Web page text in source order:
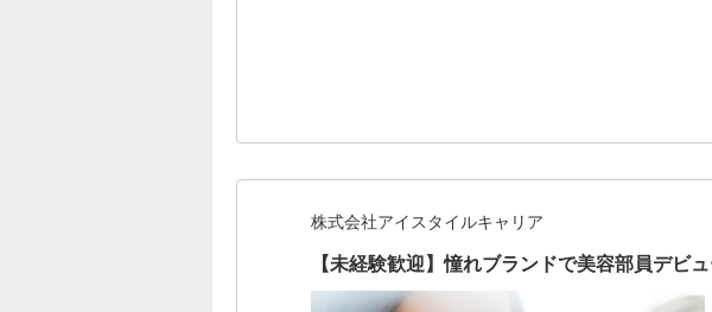
株式会社アイスタイルキャリア
【未経験歓迎】憧れブランドで美容部員デビ